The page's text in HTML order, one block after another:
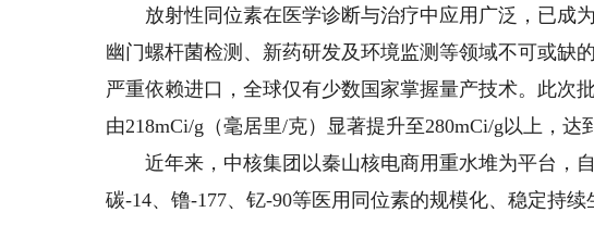
放射性同位素在医学诊断与治疗中应用广泛，已成
幽门螺杆菌检测、新药研发及环境监测等领域不可或缺
严重依赖进口，全球仅有少数国家掌握量产技术。此
由218mCi/g（毫居里/克）显著提升至280mCi/g以上，达
近年来，中核集团以秦山核电商用重水堆为平台，自
碳-14、镥-177、钇-90等医用同位素的规模化、稳定持